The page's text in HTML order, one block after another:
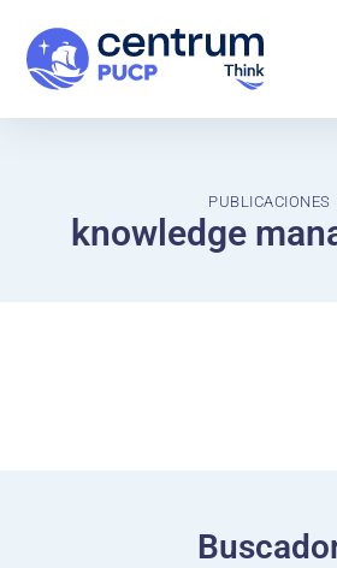
PUBLICACIONES
knowledge